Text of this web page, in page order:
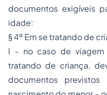
documentos exigíveis
idade:
§ 4º Em se tratando de
I - no caso de viagem
tratando de criança,
documentos